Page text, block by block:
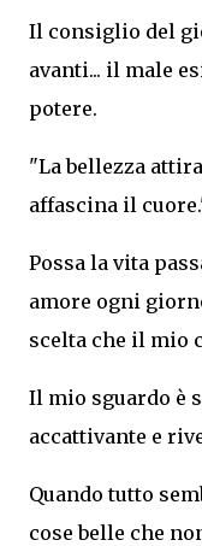
Il consiglio del
avanti... il male
potere.
"La bellezza
affascina il
Possa la vita
amore ogni
scelta che il mio
Il mio sguardo è
accattivante e
Quando tutto
cose belle che